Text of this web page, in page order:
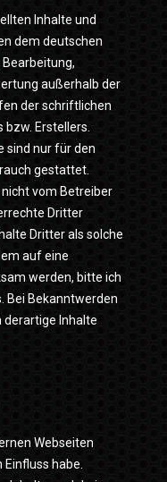
Inhalte und
dem deutschen
außerhalb der
der schriftlichen
Erstellers.
sind nur für den
gestattet.
vom Betreiber
Dritter
Dritter als solche
auf eine
werden, bitte ich
Bei Bekanntwerden
derartige Inhalte
Webseiten
habe.